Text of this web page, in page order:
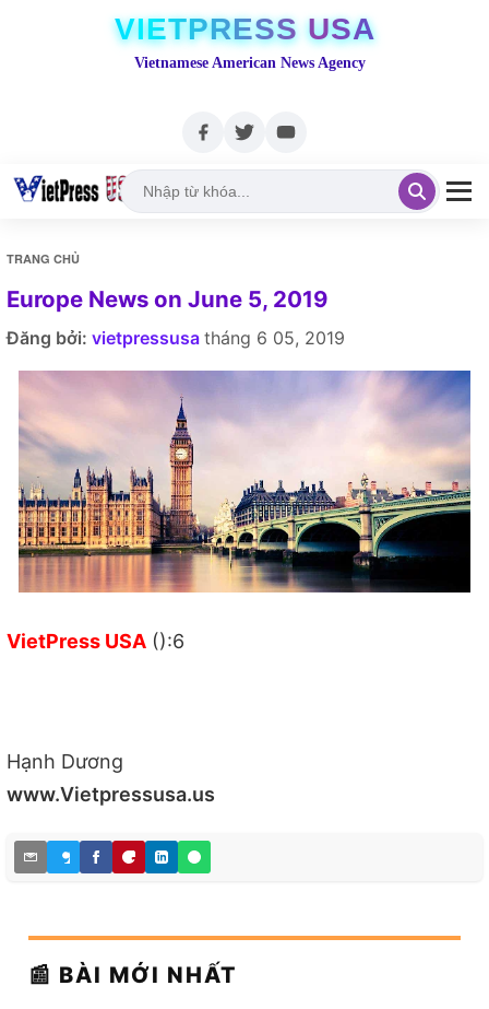
VIETPRESS USA
Vietnamese American News Agency
TRANG CHỦ
Europe News on June 5, 2019
Đăng bởi: vietpressusa tháng 6 05, 2019
VietPress USA ():6
Hạnh Dương
www.Vietpressusa.us
📰 BÀI MỚI NHẤT